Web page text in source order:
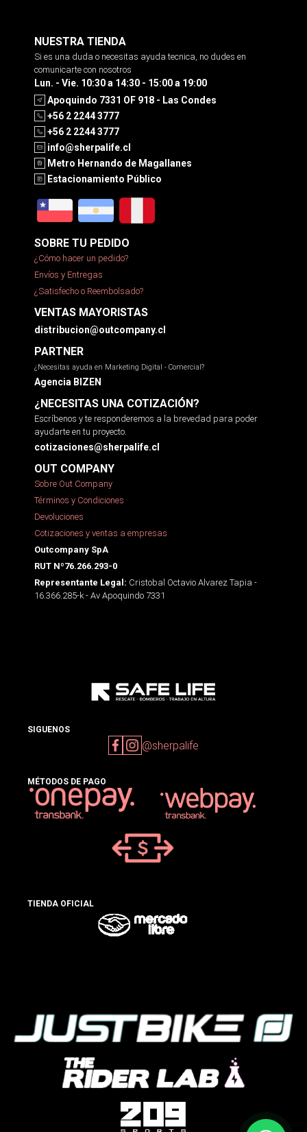
NUESTRA TIENDA
Si es una duda o necesitas ayuda tecnica, no dudes en
comunicarte con nosotros
Lun. - Vie. 10:30 a 14:30 - 15:00 a 19:00
Apoquindo 7331 OF 918 - Las Condes
+56 2 2244 3777
+56 2 2244 3777
info@sherpalife.cl
Metro Hernando de Magallanes
Estacionamiento Público
SOBRE TU PEDIDO
¿Cómo hacer un pedido?
Envíos y Entregas
¿Satisfecho o Reembolsado?
VENTAS MAYORISTAS
distribucion@outcompany.cl
PARTNER
¿Necesitas ayuda en Marketing Digital - Comercial?
Agencia BIZEN
¿NECESITAS UNA COTIZACIÓN?
Escríbenos y te responderemos a la brevedad para poder
ayudarte en tu proyecto.
cotizaciones@sherpalife.cl
OUT COMPANY
Sobre Out Company
Términos y Condiciones
Devoluciones
Cotizaciones y ventas a empresas
Outcompany SpA
RUT Nº76.266.293-0
Representante Legal: Cristobal Octavio Alvarez Tapia -
16.366.285-k - Av Apoquindo 7331
SIGUENOS
@sherpalife
MÉTODOS DE PAGO
TIENDA OFICIAL